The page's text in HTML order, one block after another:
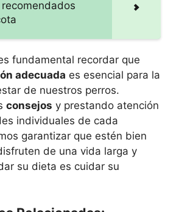
fundamental recordar que
adecuada es esencial para la
de nuestros perros.
consejos y prestando atención
individuales de cada
garantizar que estén bien
de una vida larga y
su dieta es cuidar su